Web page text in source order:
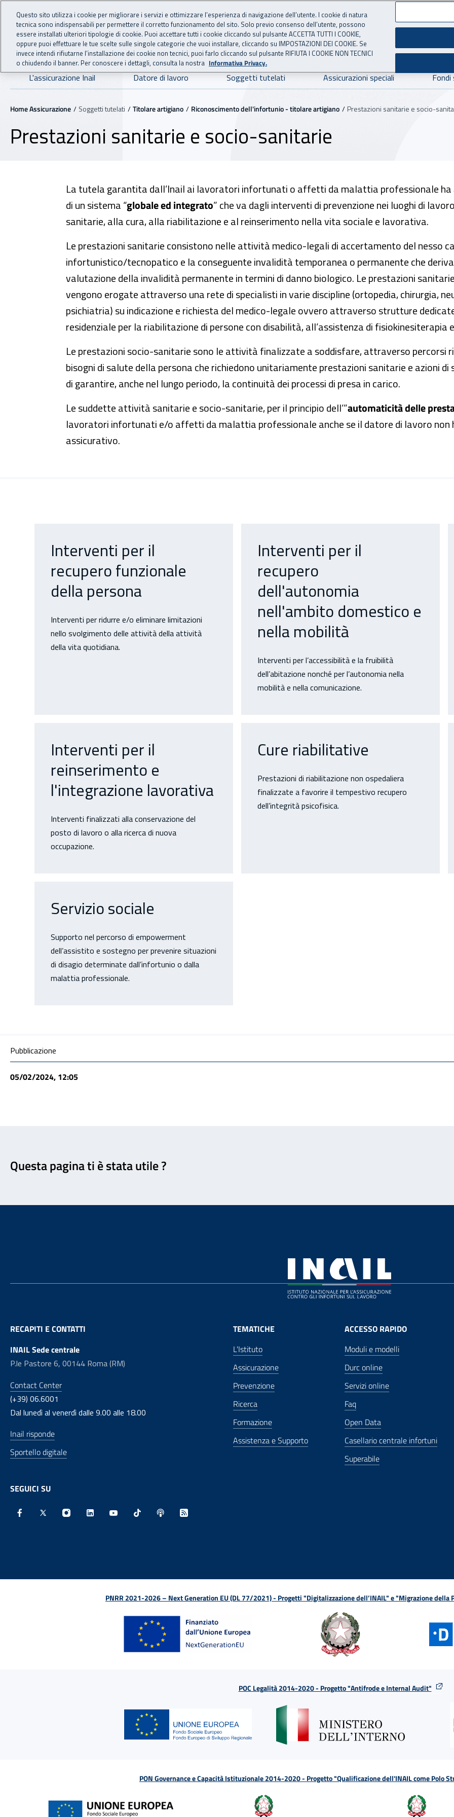
Vai al menu principale
Vai al contenuto principale
INAIL - Istituto Nazionale per l'Assicurazione
ASSICURAZIONE
Navigazione principale
L'assicurazione Inail Datore di lavoro Soggetti tutelati Assicurazioni speciali Fondi
Navigazione - Ti trovi in:
Home Assicurazione Soggetti tutelati Titolare artigiano Riconoscimento dell'infortunio - titolare artigiano Prestazioni sanitarie e socio-
Prestazioni sanitarie e socio-sanitarie
La tutela garantita dall’Inail ai lavoratori infortunati o affetti da malattia professionale ha
di un sistema “globale ed integrato” che va dagli interventi di prevenzione nei luoghi di
sanitarie, alla cura, alla riabilitazione e al reinserimento nella vita sociale e lavorativa.
Le prestazioni sanitarie consistono nelle attività medico-legali di accertamento del nesso
infortunistico/tecnopatico e la conseguente invalidità temporanea o permanente che
valutazione della invalidità permanente in termini di danno biologico. Le prestazioni
vengono erogate attraverso una rete di specialisti in varie discipline (ortopedia, chirurgia,
psichiatria) su indicazione e richiesta del medico-legale ovvero attraverso strutture
residenziale per la riabilitazione di persone con disabilità, all’assistenza di fisiokinesiterapia
Le prestazioni socio-sanitarie sono le attività finalizzate a soddisfare, attraverso percorsi
bisogni di salute della persona che richiedono unitariamente prestazioni sanitarie e azioni
di garantire, anche nel lungo periodo, la continuità dei processi di presa in carico.
Le suddette attività sanitarie e socio-sanitarie, per il principio dell’”automaticità delle
lavoratori infortunati e/o affetti da malattia professionale anche se il datore di lavoro non
assicurativo.
Interventi per il
recupero funzionale
della persona
Interventi per ridurre e/o eliminare limitazioni
nello svolgimento delle attività della attività
della vita quotidiana.
Interventi per il
recupero
dell'autonomia
nell'ambito domestico e
nella mobilità
Interventi per l’accessibilità e la fruibilità
dell’abitazione nonché per l’autonomia nella
mobilità e nella comunicazione.
Interventi per il
reinserimento e
l'integrazione lavorativa
Interventi finalizzati alla conservazione del
posto di lavoro o alla ricerca di nuova
occupazione.
Cure riabilitative
Prestazioni di riabilitazione non ospedaliera
finalizzate a favorire il tempestivo recupero
dell’integrità psicofisica.
Servizio sociale
Supporto nel percorso di empowerment
dell’assistito e sostegno per prevenire situazioni
di disagio determinate dall’infortunio o dalla
malattia professionale.
Condivisione social
Pubblicazione
05/02/2024, 12:05
Questa pagina ti è stata utile ?
RECAPITI E CONTATTI
INAIL Sede centrale
P.le Pastore 6, 00144 Roma (RM)
Contact Center
(+39) 06.6001
Dal lunedì al venerdì dalle 9.00 alle 18.00
Inail risponde
Sportello digitale
SEGUICI SU
TEMATICHE
L'Istituto
Assicurazione
Prevenzione
Ricerca
Formazione
Assistenza e Supporto
ACCESSO RAPIDO
Moduli e modelli
Durc online
Servizi online
Faq
Open Data
Casellario centrale infortuni
Superabile
PNRR 2021-2026 – Next Generation EU (DL 77/2021) - Progetti "Digitalizzazione dell’INAIL" e "Migrazione della
POC Legalità 2014-2020 - Progetto "Antifrode e Internal Audit"
PON Governance e Capacità Istituzionale 2014-2020 - Progetto "Qualificazione dell'INAIL come Polo
Questo sito utilizza i cookie per migliorare i servizi e ottimizzare l’esperienza di navigazione dell’utente. I cookie di natura
tecnica sono indispensabili per permettere il corretto funzionamento del sito. Solo previo consenso dell’utente, possono
essere installati ulteriori tipologie di cookie. Puoi accettare tutti i cookie cliccando sul pulsante ACCETTA TUTTI I COOKIE,
oppure puoi effettuare le tue scelte sulle singole categorie che vuoi installare, cliccando su IMPOSTAZIONI DEI COOKIE. Se
invece intendi rifiutarne l’installazione dei cookie non tecnici, puoi farlo cliccando sul pulsante RIFIUTA I COOKIE NON TECNICI
o chiudendo il banner. Per conoscere i dettagli, consulta la nostra Informativa Privacy.